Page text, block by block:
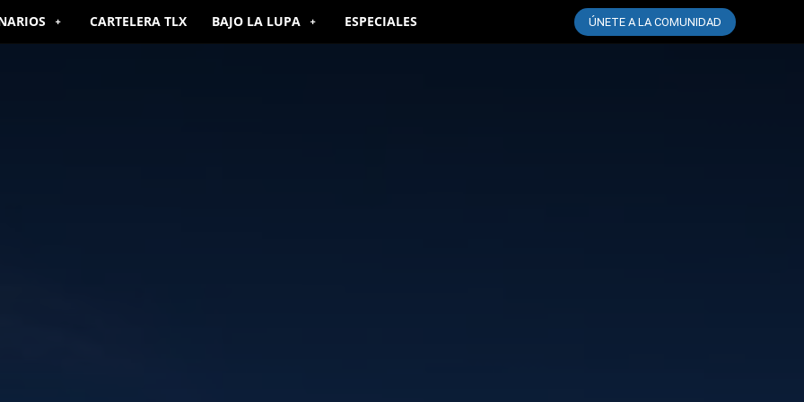
CARTELERA TLX BAJO LA LUPA ESPECIALES ÚNETE A LA COMUNIDAD